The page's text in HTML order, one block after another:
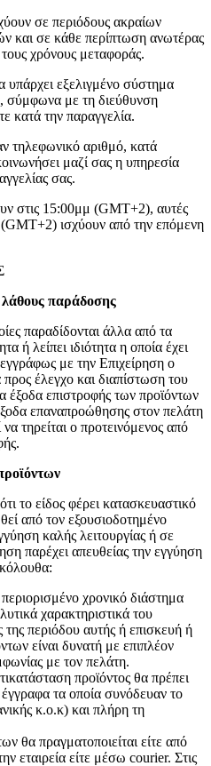
σε περιόδους ακραίων
και σε κάθε περίπτωση ανωτέρας
χρόνους μεταφοράς.
υπάρχει εξελιγμένο σύστημα
σύμφωνα με τη διεύθυνση
κατά την παραγγελία.
τηλεφωνικό αριθμό, κατά
μαζί σας η υπηρεσία
σας.
στις 15:00μμ (GMT+2), αυτές
ισχύουν από την επόμενη
παράδοσης
παραδίδονται άλλα από τα
ή λείπει ιδιότητα η οποία έχει
με την Επιχείρηση ο
προς έλεγχο και διαπίστωση του
έξοδα επιστροφής των προϊόντων
επαναπροώθησης στον πελάτη
τηρείται ο προτεινόμενος από
το είδος φέρει κατασκευαστικό
από τον εξουσιοδοτημένο
καλής λειτουργίας ή σε
παρέχει απευθείας την εγγύηση
χρονικό διάστημα
χαρακτηριστικά του
περιόδου αυτής ή επισκευή ή
είναι δυνατή με επιπλέον
με τον πελάτη.
προϊόντος θα πρέπει
έγγραφα τα οποία συνόδευαν το
κ.ο.κ) και πλήρη τη
θα πραγματοποιείται είτε από
εταιρεία είτε μέσω courier. Στις